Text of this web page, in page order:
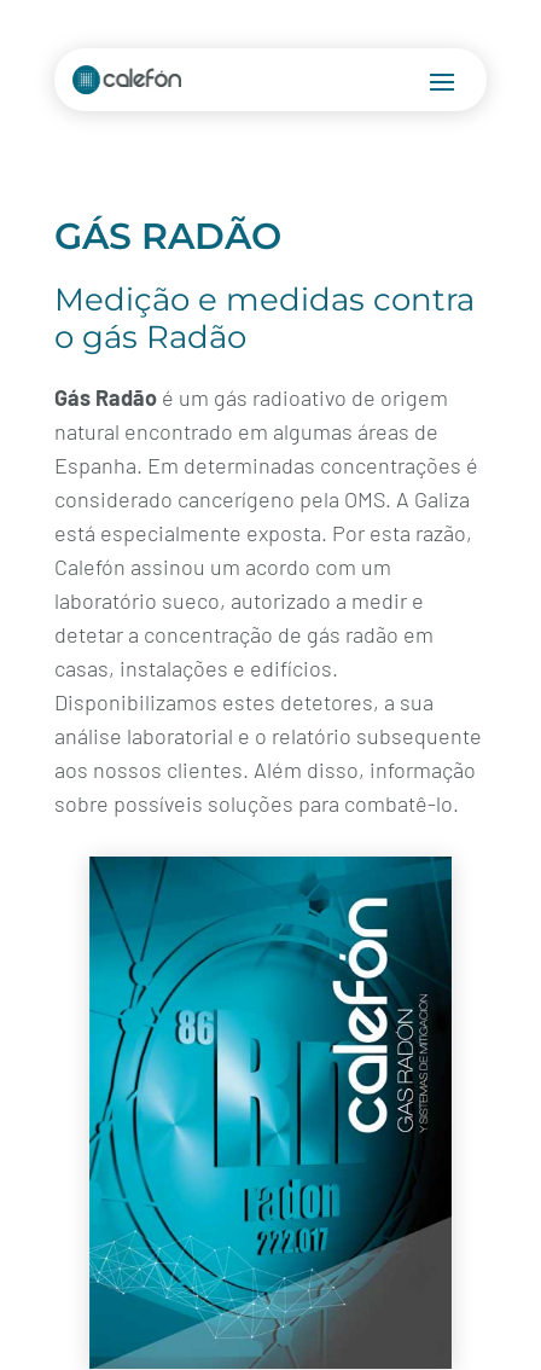
GÁS RADÃO
Medição e medidas contra
o gás Radão
Gás Radãoé um gás radioativo de origem
natural encontrado em algumas áreas de
Espanha. Em determinadas concentrações é
considerado cancerígeno pela OMS. A Galiza
está especialmente exposta. Por esta razão,
Calefón assinou um acordo com um
laboratório sueco, autorizado a medir e
detetar a concentração de gás radão em
casas, instalações e edifícios.
Disponibilizamos estes detetores, a sua
análise laboratorial e o relatório subsequente
aos nossos clientes. Além disso, informação
sobre possíveis soluções para combatê-lo.